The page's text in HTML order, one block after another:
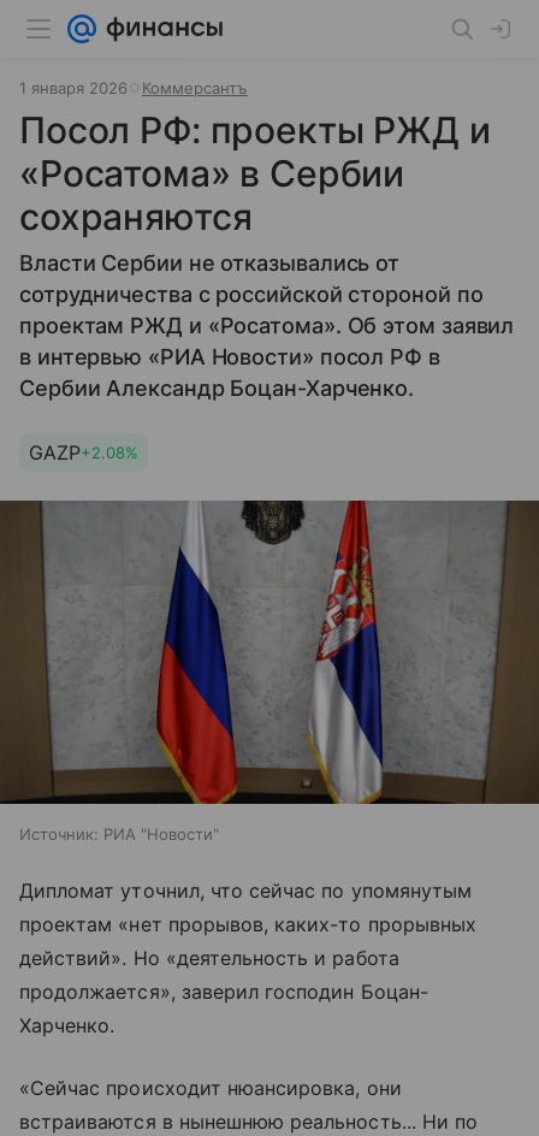
1 января 2026 Коммерсантъ
Посол РФ: проекты РЖД и
«Росатома» в Сербии
сохраняются
Власти Сербии не отказывались от
сотрудничества с российской стороной по
проектам РЖД и «Росатома». Об этом заявил
в интервью «РИА Новости» посол РФ в
Сербии Александр Боцан-Харченко.
GAZP+2.08%
Источник: РИА "Новости"
Дипломат уточнил, что сейчас по упомянутым
проектам «нет прорывов, каких-то прорывных
действий». Но «деятельность и работа
продолжается», заверил господин Боцан-
Харченко.
«Сейчас происходит нюансировка, они
встраиваются в нынешнюю реальность... Ни по